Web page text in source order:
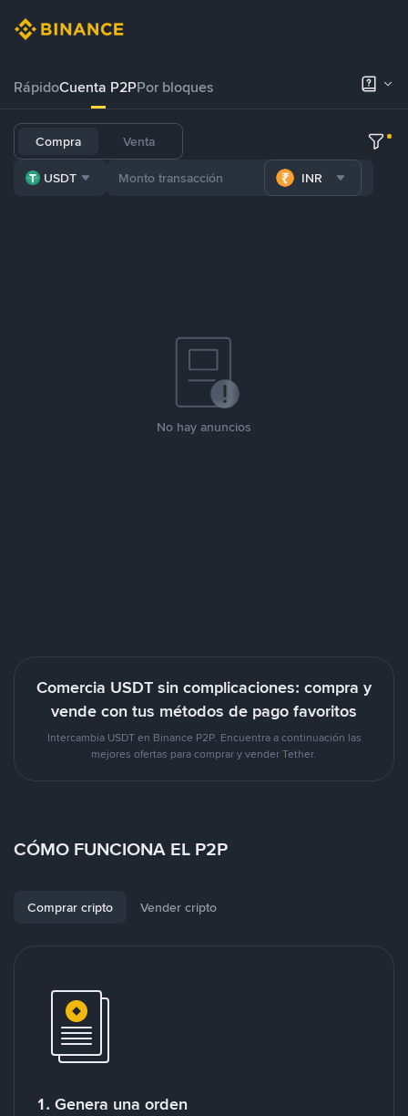
RápidoCuenta P2PPor bloques
Compra Venta
USDT INR
No hay anuncios
Comercia USDT sin complicaciones: compra y
vende con tus métodos de pago favoritos
Intercambia USDT en Binance P2P. Encuentra a continuación las
mejores ofertas para comprar y vender Tether.
CÓMO FUNCIONA EL P2P
Comprar cripto Vender cripto
1. Genera una orden